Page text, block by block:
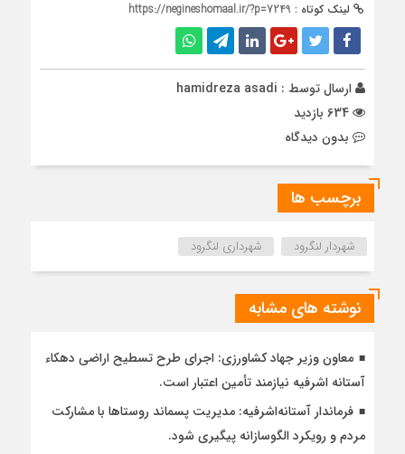
لینک کوتاه : https://negineshomaal.ir/?p=7249
ارسال توسط : hamidreza asadi
بدون دیدگاه
برچسب ها
شهردار لنگرود شهرداری لنگرود
نوشته های مشابه
معاون وزیر جهاد کشاورزی: اجرای طرح تسطیح اراضی دهکاء
آستانه اشرفیه نیازمند تأمین اعتبار است.
فرماندار آستانه‌اشرفیه: مدیریت پسماند روستاها با مشارکت
مردم و رویکرد الگوسازانه پیگیری شود.